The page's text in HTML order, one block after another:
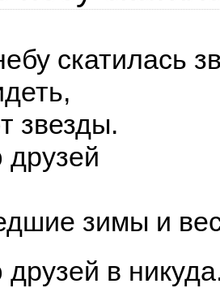
скатилась
звезды.
зимы и
в